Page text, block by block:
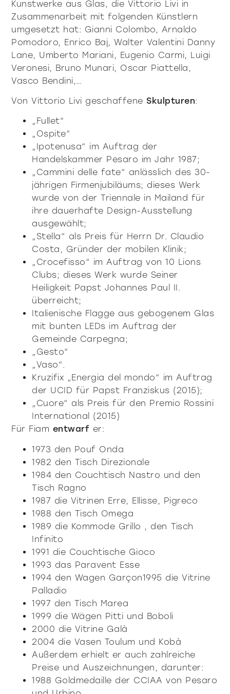
Kunstwerke aus Glas, die Vittorio Livi in
Zusammenarbeit mit folgenden Künstlern
umgesetzt hat: Gianni Colombo, Arnaldo
Pomodoro, Enrico Baj, Walter Valentini Danny
Lane, Umberto Mariani, Eugenio Carmi, Luigi
Veronesi, Bruno Munari, Oscar Piattella,
Vasco Bendini,…
Von Vittorio Livi geschaffeneSkulpturen:
„Fullet“
„Ospite“
„Ipotenusa“ im Auftrag der
Handelskammer Pesaro im Jahr 1987;
„Cammini delle fate“ anlässlich des 30-
jährigen Firmenjubiläums; dieses Werk
wurde von der Triennale in Mailand für
ihre dauerhafte Design-Ausstellung
ausgewählt;
„Stella“ als Preis für Herrn Dr. Claudio
Costa, Gründer der mobilen Klinik;
„Crocefisso“ im Auftrag von 10 Lions
Clubs; dieses Werk wurde Seiner
Heiligkeit Papst Johannes Paul II.
überreicht;
Italienische Flagge aus gebogenem Glas
mit bunten LEDs im Auftrag der
Gemeinde Carpegna;
„Gesto“
„Vaso“.
Kruzifix „Energia del mondo“ im Auftrag
der UCID für Papst Franziskus (2015);
„Cuore“ als Preis für den Premio Rossini
International (2015)
Für Fiam entwarf er:
1973 den Pouf Onda
1982 den Tisch Direzionale
1984 den Couchtisch Nastro und den
Tisch Ragno
1987 die Vitrinen Erre, Ellisse, Pigreco
1988 den Tisch Omega
1989 die Kommode Grillo , den Tisch
Infinito
1991 die Couchtische Gioco
1993 das Paravent Esse
1994 den Wagen Garçon1995 die Vitrine
Palladio
1997 den Tisch Marea
1999 die Wägen Pitti und Boboli
2000 die Vitrine Galà
2004 die Vasen Toulum und Kobà
Außerdem erhielt er auch zahlreiche
Preise und Auszeichnungen, darunter:
1988 Goldmedaille der CCIAA von Pesaro